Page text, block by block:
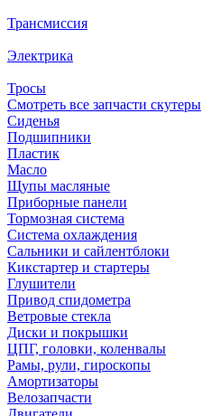
Трансмиссия
Электрика
Тросы
Смотреть все запчасти скутеры
Сиденья
Подшипники
Пластик
Масло
Щупы масляные
Приборные панели
Тормозная система
Система охлаждения
Сальники и сайлентблоки
Кикстартер и стартеры
Глушители
Привод спидометра
Ветровые стекла
Диски и покрышки
ЦПГ, головки, коленвалы
Рамы, рули, гироскопы
Амортизаторы
Велозапчасти